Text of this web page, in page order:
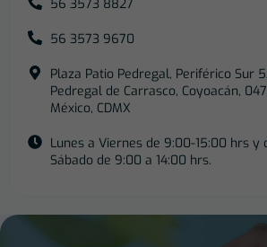
56 3573 8827
56 3573 9670
Plaza Patio Pedregal, Periférico Sur
Pedregal de Carrasco, Coyoacán,
México, CDMX
Lunes a Viernes de 9:00-15:00 hrs y
Sábado de 9:00 a 14:00 hrs.